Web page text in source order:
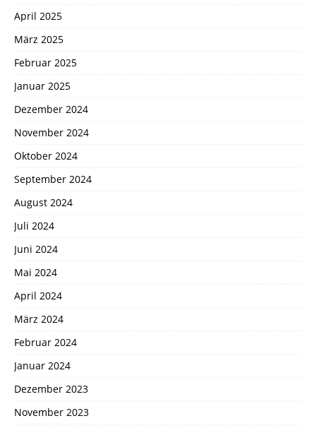
April 2025
März 2025
Februar 2025
Januar 2025
Dezember 2024
November 2024
Oktober 2024
September 2024
August 2024
Juli 2024
Juni 2024
Mai 2024
April 2024
März 2024
Februar 2024
Januar 2024
Dezember 2023
November 2023